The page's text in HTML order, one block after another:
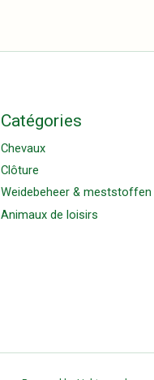
Catégories
Chevaux
Clôture
Weidebeheer & meststoffen
Animaux de loisirs